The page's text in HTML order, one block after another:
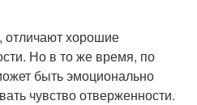
отличают хорошие
Но в то же время, по
быть эмоционально
чувство отверженности.